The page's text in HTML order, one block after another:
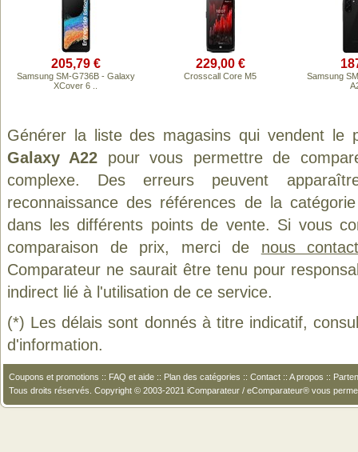
205,79 €
Samsung SM-G736B - Galaxy
XCover 6 ..
229,00 €
Crosscall Core M5
Samsung
Générer la liste des magasins qui vendent le
Galaxy A22 pour vous permettre de
complexe. Des erreurs peuvent
reconnaissance des références de la
dans les différents points de vente. Si vous
comparaison de prix, merci de nous
Comparateur ne saurait être tenu pour
indirect lié à l'utilisation de ce service.
(*) Les délais sont donnés à titre indicatif,
d'information.
Coupons et promotions :: FAQ et aide :: Plan des catégories :: Contact :: A propos ::
Tous droits réservés. Copyright © 2003-2021 iComparateur / eComparateur® vous